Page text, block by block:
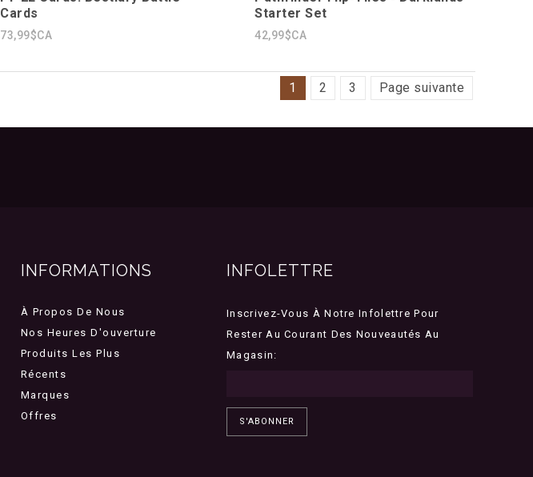
Cards
73,99$CA
Starter Set
42,99$CA
1 2 3 Page suivante
INFORMATIONS
À Propos De Nous
Nos Heures D'ouverture
Produits Les Plus
Récents
Marques
Offres
INFOLETTRE
Inscrivez-Vous À Notre Infolettre Pour
Rester Au Courant Des Nouveautés Au
Magasin:
S'ABONNER